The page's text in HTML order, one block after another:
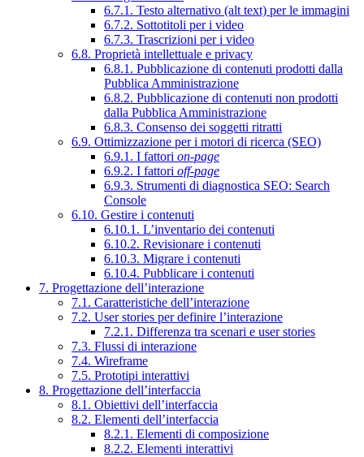
6.7.1. Testo alternativo (alt text) per le immagini
6.7.2. Sottotitoli per i video
6.7.3. Trascrizioni per i video
6.8. Proprietà intellettuale e privacy
6.8.1. Pubblicazione di contenuti prodotti dalla
Pubblica Amministrazione
6.8.2. Pubblicazione di contenuti non prodotti
dalla Pubblica Amministrazione
6.8.3. Consenso dei soggetti ritratti
6.9. Ottimizzazione per i motori di ricerca (SEO)
6.9.1. I fattori on-page
6.9.2. I fattori off-page
6.9.3. Strumenti di diagnostica SEO: Search
Console
6.10. Gestire i contenuti
6.10.1. L’inventario dei contenuti
6.10.2. Revisionare i contenuti
6.10.3. Migrare i contenuti
6.10.4. Pubblicare i contenuti
7. Progettazione dell’interazione
7.1. Caratteristiche dell’interazione
7.2. User stories per definire l’interazione
7.2.1. Differenza tra scenari e user stories
7.3. Flussi di interazione
7.4. Wireframe
7.5. Prototipi interattivi
8. Progettazione dell’interfaccia
8.1. Obiettivi dell’interfaccia
8.2. Elementi dell’interfaccia
8.2.1. Elementi di composizione
8.2.2. Elementi interattivi